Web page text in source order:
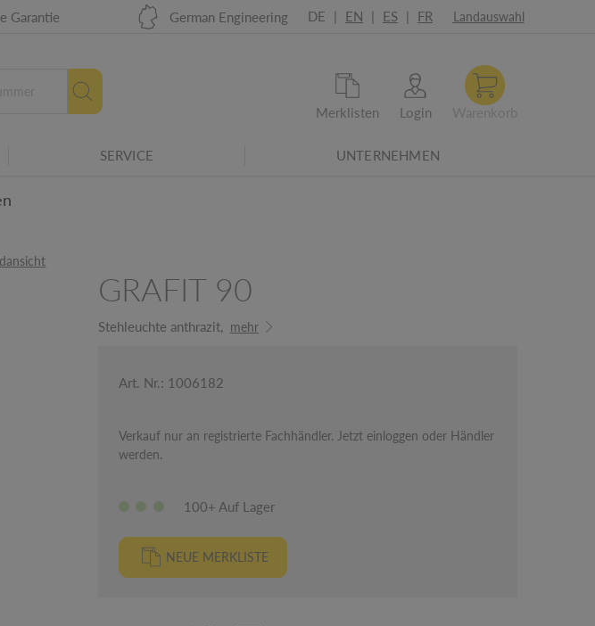
Garantie German Engineering DE | EN | ES | FR Landauswahl
Merklisten Login
SERVICE UNTERNEHMEN
GRAFIT 90
Stehleuchte anthrazit, mehr
Art. Nr.: 1006182
Verkauf nur an registrierte Fachhändler. Jetzt einloggen oder Händler
werden.
100+ Auf Lager
NEUE MERKLISTE